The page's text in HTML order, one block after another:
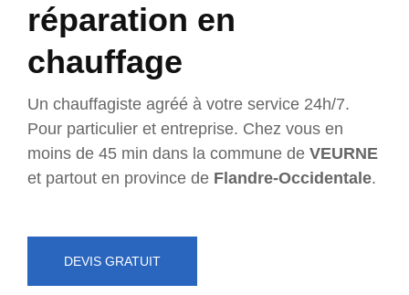
réparation en
chauffage
Un chauffagiste agréé à votre service 24h/7.
Pour particulier et entreprise. Chez vous en
moins de 45 min dans la commune de VEURNE
et partout en province de Flandre-Occidentale.
DEVIS GRATUIT